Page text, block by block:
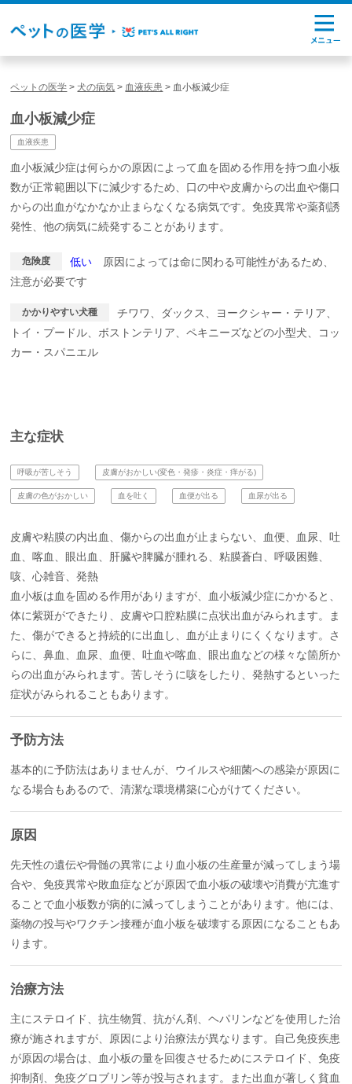
ペットの医学 >犬の病気 > 血液疾患 > 血小板減少症
血小板減少症
血液疾患
血小板減少症は何らかの原因によって血を固める作用を持つ血小板
数が正常範囲以下に減少するため、口の中や皮膚からの出血や傷口
からの出血がなかなか止まらなくなる病気です。免疫異常や薬剤誘
発性、他の病気に続発することがあります。
危険度 低い 原因によっては命に関わる可能性があるため、
注意が必要です
かかりやすい犬種
チワワ、ダックス、ヨークシャー・テリア、
トイ・プードル、ボストンテリア、ペキニーズなどの小型犬、コッ
カー・スパニエル
主な症状
呼吸が苦しそう 皮膚がおかしい(変色・発疹・炎症・痒がる)
皮膚の色がおかしい 血を吐く 血便が出る 血尿が出る
皮膚や粘膜の内出血、傷からの出血が止まらない、血便、血尿、吐
血、喀血、眼出血、肝臓や脾臓が腫れる、粘膜蒼白、呼吸困難、
咳、心雑音、発熱
血小板は血を固める作用がありますが、血小板減少症にかかると、
体に紫斑ができたり、皮膚や口腔粘膜に点状出血がみられます。ま
た、傷ができると持続的に出血し、血が止まりにくくなります。さ
らに、鼻血、血尿、血便、吐血や喀血、眼出血などの様々な箇所か
らの出血がみられます。苦しそうに咳をしたり、発熱するといった
症状がみられることもあります。
予防方法
基本的に予防法はありませんが、ウイルスや細菌への感染が原因に
なる場合もあるので、清潔な環境構築に心がけてください。
原因
先天性の遺伝や骨髄の異常により血小板の生産量が減ってしまう場
合や、免疫異常や敗血症などが原因で血小板の破壊や消費が亢進す
ることで血小板数が病的に減ってしまうことがあります。他には、
薬物の投与やワクチン接種が血小板を破壊する原因になることもあ
ります。
治療方法
主にステロイド、抗生物質、抗がん剤、ヘパリンなどを使用した治
療が施されますが、原因により治療法が異なります。自己免疫疾患
が原因の場合は、血小板の量を回復させるためにステロイド、免疫
抑制剤、免疫グロブリン等が投与されます。また出血が著しく貧血